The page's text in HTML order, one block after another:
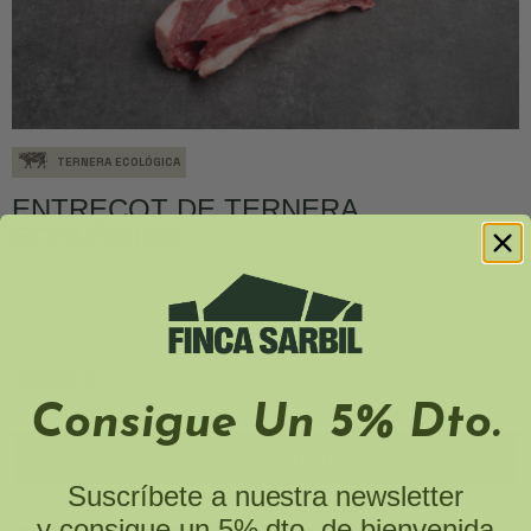
TERNERA ECOLÓGICA
ENTRECOT DE TERNERA
Consigue Un 5% Dto.
Suscríbete a nuestra newsletter